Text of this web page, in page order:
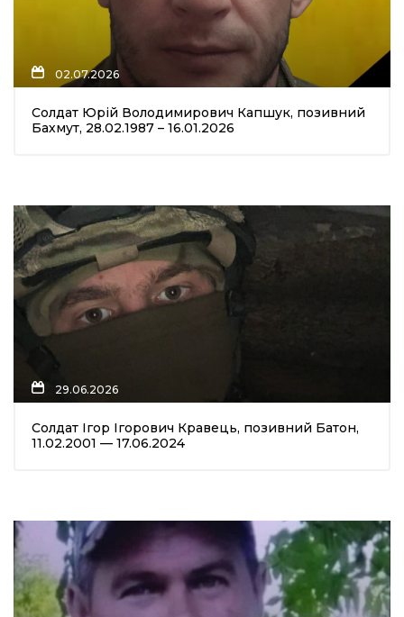
02.07.2026
Солдат Юрій Володимирович Капшук, позивний
Бахмут, 28.02.1987 – 16.01.2026
29.06.2026
Солдат Ігор Ігорович Кравець, позивний Батон,
11.02.2001 — 17.06.2024